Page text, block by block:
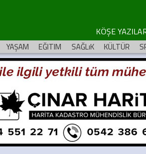
KÖŞE
YAŞAM EĞITIM SAĞLıK KÜLTÜR